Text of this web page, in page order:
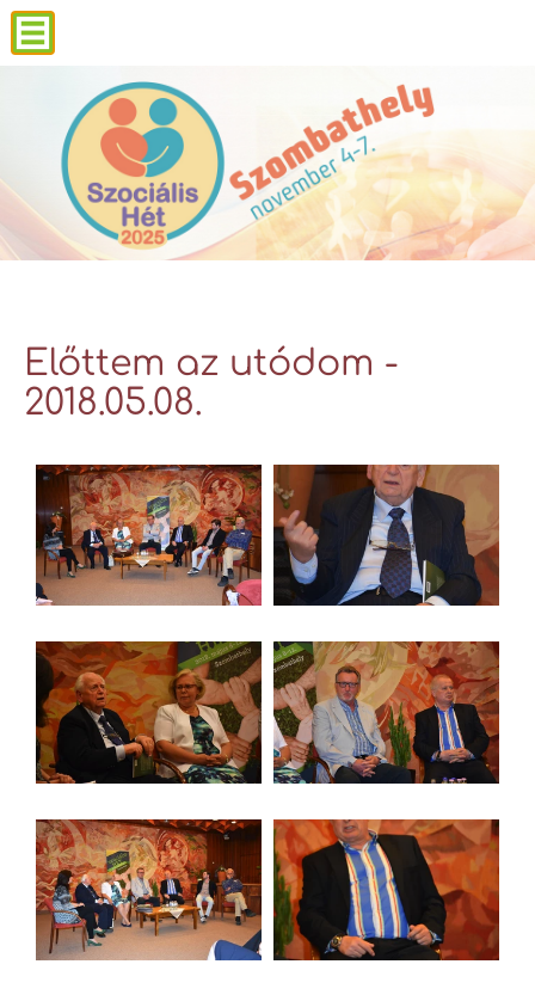
Előttem az utódom -
2018.05.08.